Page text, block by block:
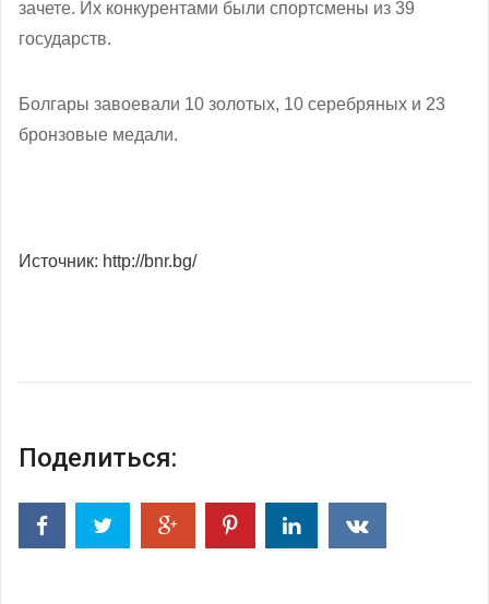
зачете. Их конкурентами были спортсмены из 39
государств.
Болгары завоевали 10 золотых, 10 серебряных и 23
бронзовые медали.
Источник: http://bnr.bg/
Поделиться: